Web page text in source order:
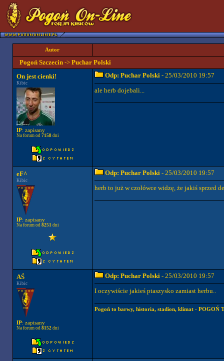
Autor
Pogoń Szczecin-> Puchar Polski
On jest cienki!
Kibic
IP: zapisany
Na forum od 7158dni
Odp: Puchar Polski- 25/03/2010 19:57
ale herb dojebali...
eF^
Kibic
IP: zapisany
Na forum od 8251 dni
Odp: Puchar Polski- 25/03/2010 19:57
herb to już w czołówce widzę, że jakiś sprzed
AŚ
Kibic
IP: zapisany
Na forum od 8152dni
Odp: Puchar Polski- 25/03/2010 19:57
I oczywiście jakieś ptaszysko zamiast herbu..
Pogoń to barwy, historia, stadion, klimat - POGOŃ